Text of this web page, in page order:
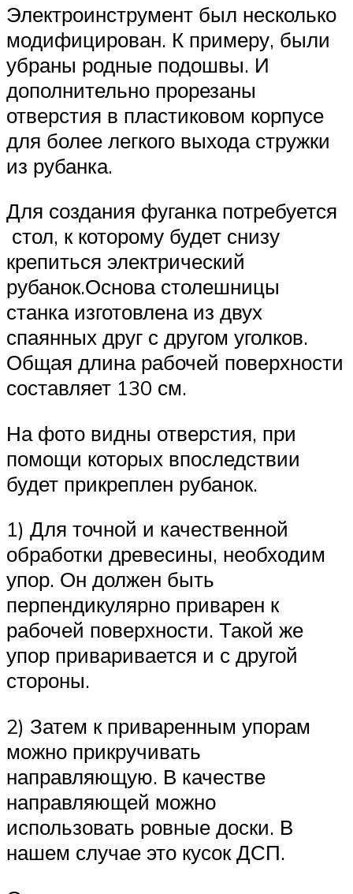
Электроинструмент был несколько
модифицирован. К примеру, были
убраны родные подошвы. И
дополнительно прорезаны
отверстия в пластиковом корпусе
для более легкого выхода стружки
из рубанка.
Для создания фуганка потребуется
стол, к которому будет снизу
крепиться электрический
рубанок.Основа столешницы
станка изготовлена из двух
спаянных друг с другом уголков.
Общая длина рабочей поверхности
составляет 130 см.
На фото видны отверстия, при
помощи которых впоследствии
будет прикреплен рубанок.
1) Для точной и качественной
обработки древесины, необходим
упор. Он должен быть
перпендикулярно приварен к
рабочей поверхности. Такой же
упор приваривается и с другой
стороны.
2) Затем к приваренным упорам
можно прикручивать
направляющую. В качестве
направляющей можно
использовать ровные доски. В
нашем случае это кусок ДСП.